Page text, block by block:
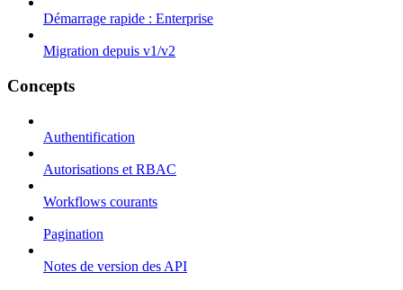
Démarrage rapide : Enterprise
Migration depuis v1/v2
Concepts
Authentification
Autorisations et RBAC
Workflows courants
Pagination
Notes de version des API